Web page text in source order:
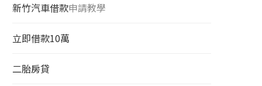
新竹汽車借款申請教學
立即借款10萬
二胎房貸